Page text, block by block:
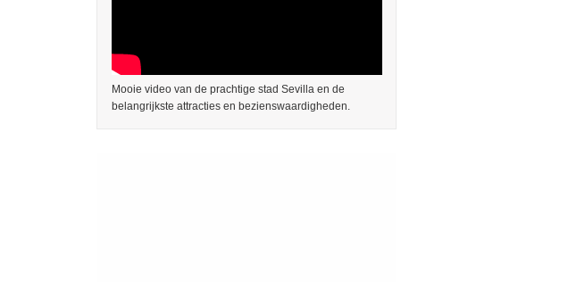
Mooie video van de prachtige stad Sevilla en de
belangrijkste attracties en bezienswaardigheden.